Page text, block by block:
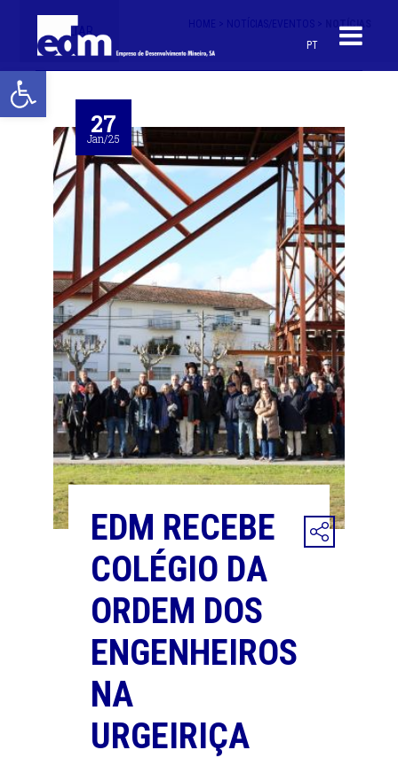
Open toolbar
PT
< VOLTAR NOTÍCIAS
27
Jan/25
EDM RECEBE
COLÉGIO DA
ORDEM DOS
ENGENHEIROS
NA
URGEIRIÇA